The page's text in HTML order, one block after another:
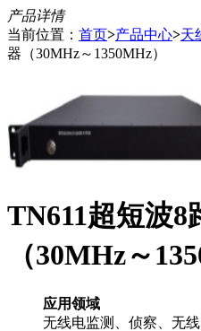
产品详情
当前位置： 首页>产品中心>天
器（30MHz～1350MHz）
TN611超短波8
（30MHz～
应用领域
无线电监测、侦察、无